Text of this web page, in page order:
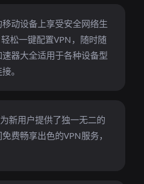
动设备上享受安全网络生
松一键配置VPN，随时随
器大全适用于各种设备型
。
新用户提供了独一无二的
费畅享出色的VPN服务，